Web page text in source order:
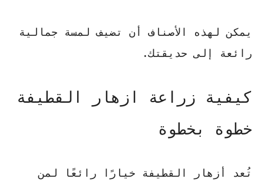
يمكن لهذه الأصناف أن تضيف لمسة جمالية
رائعة إلى حديقتك.
كيفية زراعة ازهار القطيفة
خطوة بخطوة
تُعد أزهار القطيفة خيارًا رائعًا لمن